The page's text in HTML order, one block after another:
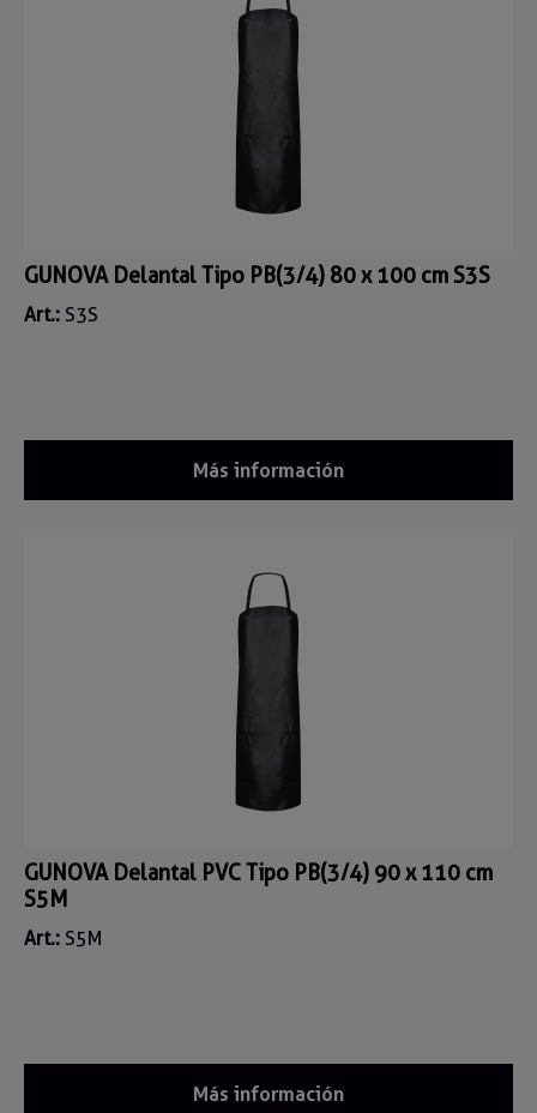
GUNOVA Delantal Tipo PB(3/4) 80 x 100 cm S3S
Art.: S3S
Más información
GUNOVA Delantal PVC Tipo PB(3/4) 90 x 110 cm
S5M
Art.: S5M
Más información